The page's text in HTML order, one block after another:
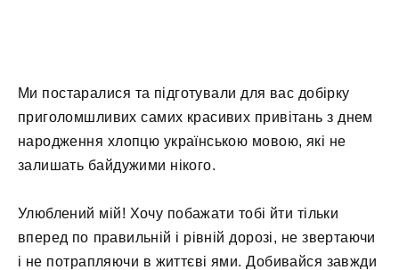
Ми постаралися та підготували для вас добірку
приголомшливих самих красивих привітань з днем
народження хлопцю українською мовою, які не
залишать байдужими нікого.
Улюблений мій! Хочу побажати тобі йти тільки
вперед по правильній і рівній дорозі, не звертаючи
і не потрапляючи в життєві ями. Добивайся завжди